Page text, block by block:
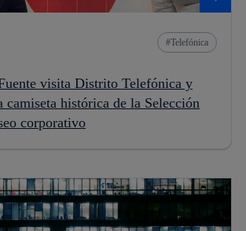
Telefónica
visita Distrito Telefónica y
camiseta histórica de la Selección
corporativo